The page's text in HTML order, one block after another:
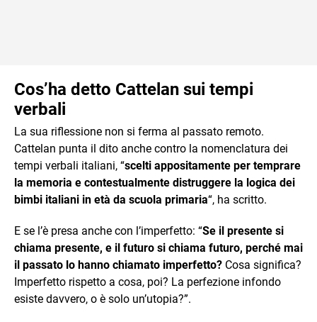
Cos’ha detto Cattelan sui tempi
verbali
La sua riflessione non si ferma al passato remoto.
Cattelan punta il dito anche contro la nomenclatura dei
tempi verbali italiani, “scelti appositamente per temprare
la memoria e contestualmente distruggere la logica dei
bimbi italiani in età da scuola primaria“, ha scritto.
E se l’è presa anche con l’imperfetto: “Se il presente si
chiama presente, e il futuro si chiama futuro, perché mai
il passato lo hanno chiamato imperfetto? Cosa significa?
Imperfetto rispetto a cosa, poi? La perfezione infondo
esiste davvero, o è solo un’utopia?”.